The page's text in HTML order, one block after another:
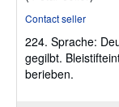
out
of
Contact seller
224. Sprache:
gegilbt.
berieben.